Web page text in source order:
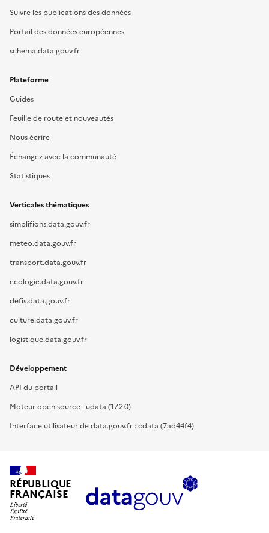
Suivre les publications des données
Portail des données européennes
schema.data.gouv.fr
Plateforme
Guides
Feuille de route et nouveautés
Nous écrire
Échangez avec la communauté
Statistiques
Verticales thématiques
simplifions.data.gouv.fr
meteo.data.gouv.fr
transport.data.gouv.fr
ecologie.data.gouv.fr
defis.data.gouv.fr
culture.data.gouv.fr
logistique.data.gouv.fr
Développement
API du portail
Moteur open source : udata (17.2.0)
Interface utilisateur de data.gouv.fr : cdata (7ad44f4)
RÉPUBLIQUE
FRANÇAISE